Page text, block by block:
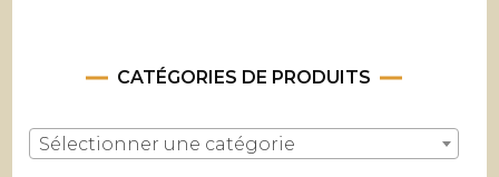
CATÉGORIES DE PRODUITS
Sélectionner une catégorie